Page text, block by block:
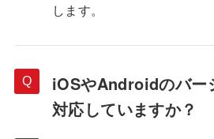
します。
iOSやAndroidのバー
対応していますか？